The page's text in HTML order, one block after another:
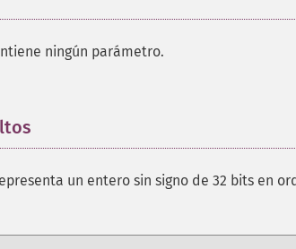
ningún parámetro.
un entero sin signo de 32 bits en